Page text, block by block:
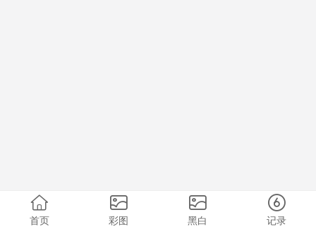
首页 彩图 黑白 记录